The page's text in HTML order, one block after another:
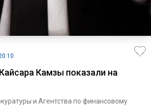
Камзы показали на
и Агентства по финансовому